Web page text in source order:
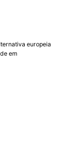
europeia
em